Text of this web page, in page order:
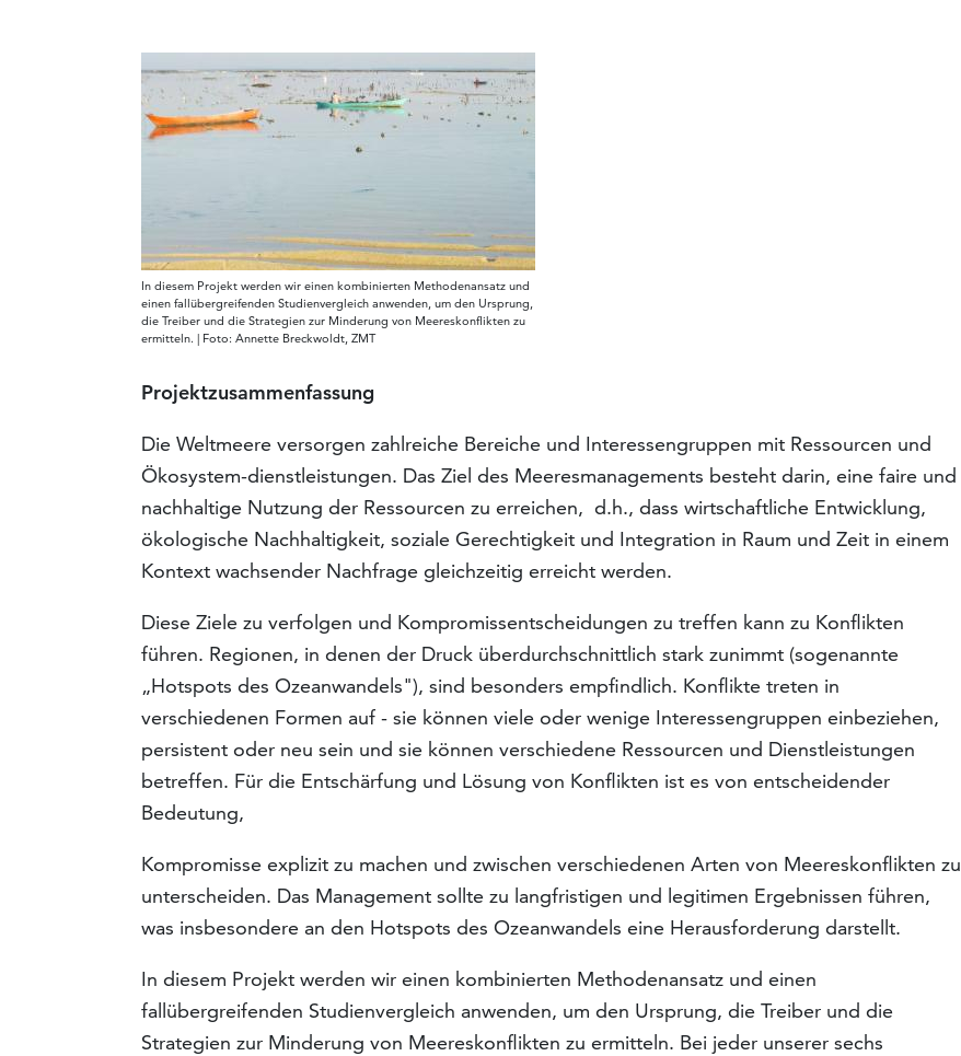
In diesem Projekt werden wir einen kombinierten Methodenansatz und
einen fallübergreifenden Studienvergleich anwenden, um den Ursprung,
die Treiber und die Strategien zur Minderung von Meereskonflikten zu
ermitteln. | Foto: Annette Breckwoldt, ZMT
Projektzusammenfassung
Die Weltmeere versorgen zahlreiche Bereiche und Interessengruppen mit Ressourcen und
Ökosystem-dienstleistungen. Das Ziel des Meeresmanagements besteht darin, eine faire und
nachhaltige Nutzung der Ressourcen zu erreichen, d.h., dass wirtschaftliche Entwicklung,
ökologische Nachhaltigkeit, soziale Gerechtigkeit und Integration in Raum und Zeit in einem
Kontext wachsender Nachfrage gleichzeitig erreicht werden.
Diese Ziele zu verfolgen und Kompromissentscheidungen zu treffen kann zu Konflikten
führen. Regionen, in denen der Druck überdurchschnittlich stark zunimmt (sogenannte
„Hotspots des Ozeanwandels"), sind besonders empfindlich. Konflikte treten in
verschiedenen Formen auf - sie können viele oder wenige Interessengruppen einbeziehen,
persistent oder neu sein und sie können verschiedene Ressourcen und Dienstleistungen
betreffen. Für die Entschärfung und Lösung von Konflikten ist es von entscheidender
Bedeutung,
Kompromisse explizit zu machen und zwischen verschiedenen Arten von Meereskonflikten zu
unterscheiden. Das Management sollte zu langfristigen und legitimen Ergebnissen führen,
was insbesondere an den Hotspots des Ozeanwandels eine Herausforderung darstellt.
In diesem Projekt werden wir einen kombinierten Methodenansatz und einen
fallübergreifenden Studienvergleich anwenden, um den Ursprung, die Treiber und die
Strategien zur Minderung von Meereskonflikten zu ermitteln. Bei jeder unserer sechs